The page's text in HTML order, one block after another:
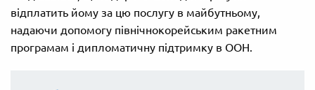
відплатить йому за цю послугу в майбутньому,
надаючи допомогу північнокорейським ракетним
програмам і дипломатичну підтримку в ООН.